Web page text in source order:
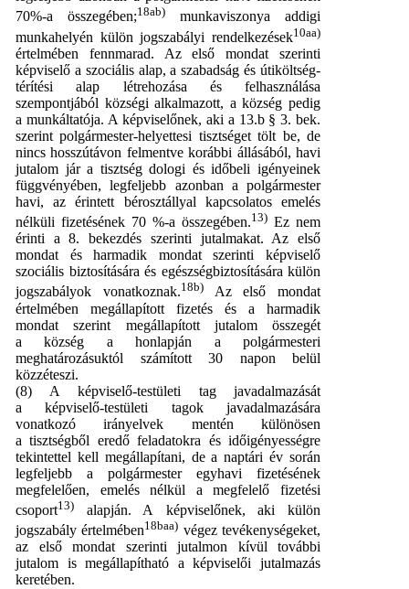
70%-a összegében;18ab) munkaviszonya addigi
munkahelyén külön jogszabályi rendelkezések10aa)
értelmében fennmarad. Az első mondat szerinti
képviselő a szociális alap, a szabadság és útiköltség-
térítési alap létrehozása és felhasználása
szempontjából községi alkalmazott, a község pedig
a munkáltatója. A képviselőnek, aki a 13.b § 3. bek.
szerint polgármester-helyettesi tisztséget tölt be, de
nincs hosszútávon felmentve korábbi állásából, havi
jutalom jár a tisztség dologi és időbeli igényeinek
függvényében, legfeljebb azonban a polgármester
havi, az érintett bérosztállyal kapcsolatos emelés
nélküli fizetésének 70 %-a összegében.13) Ez nem
érinti a 8. bekezdés szerinti jutalmakat. Az első
mondat és harmadik mondat szerinti képviselő
szociális biztosítására és egészségbiztosítására külön
jogszabályok vonatkoznak.18b)Az első mondat
értelmében megállapított fizetés és a harmadik
mondat szerint megállapított jutalom összegét
a község a honlapján a polgármesteri
meghatározásuktól számított 30 napon belül
közzéteszi.
(8) A képviselő-testületi tag javadalmazását
a képviselő-testületi tagok javadalmazására
vonatkozó irányelvek mentén különösen
a tisztségből eredő feladatokra és időigényességre
tekintettel kell megállapítani, de a naptári év során
legfeljebb a polgármester egyhavi fizetésének
megfelelően, emelés nélkül a megfelelő fizetési
csoport13) alapján. A képviselőnek, aki külön
jogszabály értelmében18baa) végez tevékenységeket,
az első mondat szerinti jutalmon kívül további
jutalom is megállapítható a képviselői jutalmazás
keretében.